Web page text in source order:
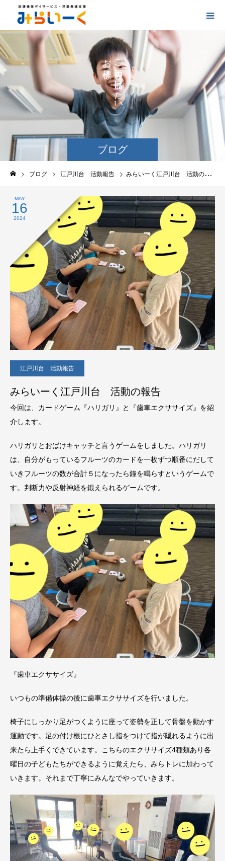
ブログ
ご
に
け
た
い
お
の
の
ブログ 江戸川台 活動報告 みらいーく江戸川台 活動の報告
MAY
16
2024
江戸川台 活動報告
みらいーく江戸川台 活動の報告
今回は、カードゲーム『ハリガリ』と『歯車エクササイズ』を紹
介します。
ハリガリとおばけキャッチと言うゲームをしました。ハリガリ
は、自分がもっているフルーツのカードを一枚ずつ順番にだして
いきフルーツの数が合計５になったら鐘を鳴らすというゲームで
す。判断力や反射神経を鍛えられるゲームです。
『歯車エクササイズ』
いつもの準備体操の後に歯車エクササイズを行いました。
椅子にしっかり足がつくように座って姿勢を正して骨盤を動かす
運動です。足の付け根にひとさし指をつけて指が隠れるように出
来たら上手くできています。こちらのエクササイズ4種類あり各
曜日の子どもたちができるように覚えたら、みらトレに加わって
いきます。それまで丁寧にみんなでやっていきます。